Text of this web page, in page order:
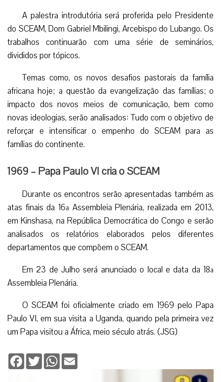
A palestra introdutória será proferida pelo Presidente
do SCEAM, Dom Gabriel Mbilingi, Arcebispo do Lubango. Os
trabalhos continuarão com uma série de seminários,
divididos por tópicos.
Temas como, os novos desafios pastorais da família
africana hoje; a questão da evangelização das famílias; o
impacto dos novos meios de comunicação, bem como
novas ideologias, serão analisados: Tudo com o objetivo de
reforçar e intensificar o empenho do SCEAM para as
famílias do continente.
1969 – Papa Paulo VI cria o SCEAM
Durante os encontros serão apresentadas também as
atas finais da 16ª Assembleia Plenária, realizada em 2013,
em Kinshasa, na República Democrática do Congo e serão
analisados os relatórios elaborados pelos diferentes
departamentos que compõem o SCEAM.
Em 23 de Julho será anunciado o local e data da 18ª
Assembleia Plenária.
O SCEAM foi oficialmente criado em 1969 pelo Papa
Paulo VI, em sua visita a Uganda, quando pela primeira vez
um Papa visitou a África, meio século atrás. (JSG)
Facebook
TwitterWhatsApp